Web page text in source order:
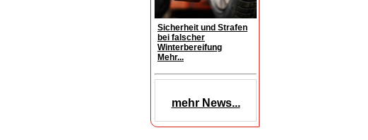
Sicherheit und Strafen
bei falscher
Winterbereifung
Mehr...
mehr News...